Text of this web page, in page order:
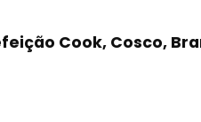
Cook, Cosco,